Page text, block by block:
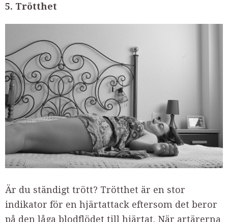
5. Trötthet
Är du ständigt trött? Trötthet är en stor
indikator för en hjärtattack eftersom det beror
på den låga blodflödet till hjärtat. När artärerna